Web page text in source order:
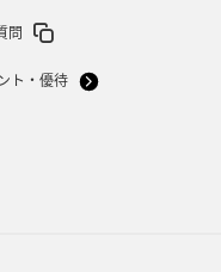
問
ト・優待